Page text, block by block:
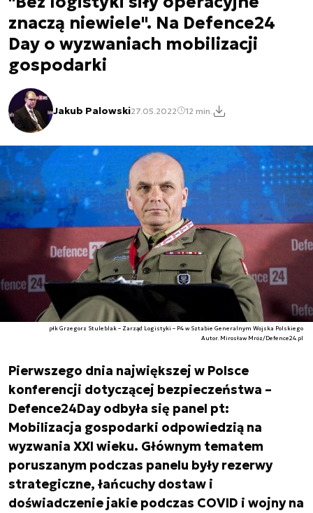
znaczą niewiele". Na Defence24
Day o wyzwaniach mobilizacji
gospodarki
Jakub Palowski27.05.2022 12 min.
płk Grzegorz Stuleblak – Zarząd Logistyki – P4 w Sztabie Generalnym Wojska Polskiego
Autor. Mirosław Mróz/Defence24.pl
Pierwszego dnia największej w Polsce
konferencji dotyczącej bezpieczeństwa –
Defence24Day odbyła się panel pt:
Mobilizacja gospodarki odpowiedzią na
wyzwania XXI wieku. Głównym tematem
poruszanym podczas panelu były rezerwy
strategiczne, łańcuchy dostaw i
doświadczenie jakie podczas COVID i wojny na